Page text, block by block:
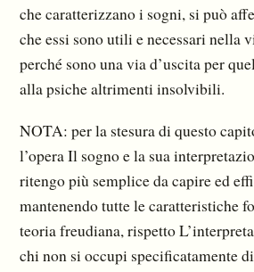
che caratterizzano i sogni, si può
che essi sono utili e necessari nella
perché sono una via d’uscita per
alla psiche altrimenti insolvibili.
NOTA: per la stesura di questo
l’opera Il sogno e la sua
ritengo più semplice da capire ed
mantenendo tutte le caratteristiche
teoria freudiana, rispetto
chi non si occupi specificatamente